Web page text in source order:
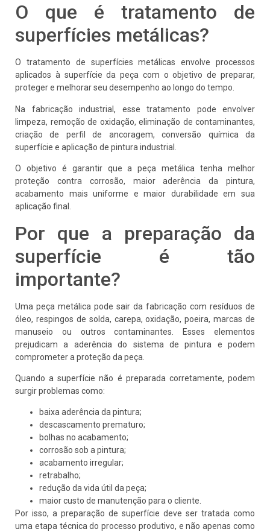
O que é tratamento de
superfícies metálicas?
O tratamento de superfícies metálicas envolve processos
aplicados à superfície da peça com o objetivo de preparar,
proteger e melhorar seu desempenho ao longo do tempo.
Na fabricação industrial, esse tratamento pode envolver
limpeza, remoção de oxidação, eliminação de contaminantes,
criação de perfil de ancoragem, conversão química da
superfície e aplicação de pintura industrial.
O objetivo é garantir que a peça metálica tenha melhor
proteção contra corrosão, maior aderência da pintura,
acabamento mais uniforme e maior durabilidade em sua
aplicação final.
Por que a preparação da
superfície é tão
importante?
Uma peça metálica pode sair da fabricação com resíduos de
óleo, respingos de solda, carepa, oxidação, poeira, marcas de
manuseio ou outros contaminantes. Esses elementos
prejudicam a aderência do sistema de pintura e podem
comprometer a proteção da peça.
Quando a superfície não é preparada corretamente, podem
surgir problemas como:
baixa aderência da pintura;
descascamento prematuro;
bolhas no acabamento;
corrosão sob a pintura;
acabamento irregular;
retrabalho;
redução da vida útil da peça;
maior custo de manutenção para o cliente.
Por isso, a preparação de superfície deve ser tratada como
uma etapa técnica do processo produtivo, e não apenas como